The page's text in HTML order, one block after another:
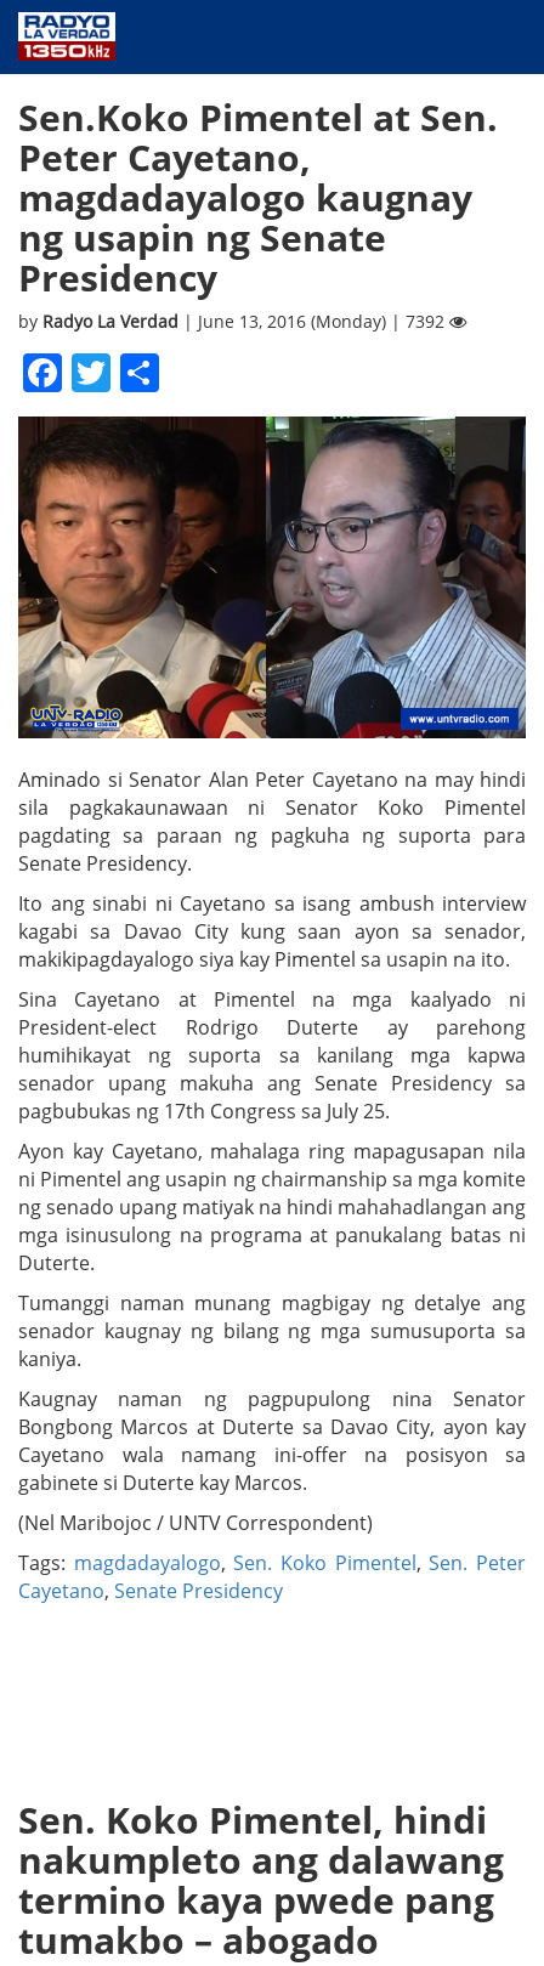
PUBLIC SERVICE
ANNOUNCEMENTS
PROGRAMS
ABOUT
CONTACT US
Sen.Koko Pimentel at Sen.
Peter Cayetano,
magdadayalogo kaugnay
ng usapin ng Senate
Presidency
by Radyo La Verdad | June 13, 2016 (Monday) | 7392
Facebook
Twitter
Aminado si Senator Alan Peter Cayetano na may hindi
sila pagkakaunawaan ni Senator Koko Pimentel
pagdating sa paraan ng pagkuha ng suporta para
Senate Presidency.
Ito ang sinabi ni Cayetano sa isang ambush interview
kagabi sa Davao City kung saan ayon sa senador,
makikipagdayalogo siya kay Pimentel sa usapin na ito.
Sina Cayetano at Pimentel na mga kaalyado ni
President-elect Rodrigo Duterte ay parehong
humihikayat ng suporta sa kanilang mga kapwa
senador upang makuha ang Senate Presidency sa
pagbubukas ng 17th Congress sa July 25.
Ayon kay Cayetano, mahalaga ring mapagusapan nila
ni Pimentel ang usapin ng chairmanship sa mga komite
ng senado upang matiyak na hindi mahahadlangan ang
mga isinusulong na programa at panukalang batas ni
Duterte.
Tumanggi naman munang magbigay ng detalye ang
senador kaugnay ng bilang ng mga sumusuporta sa
kaniya.
Kaugnay naman ng pagpupulong nina Senator
Bongbong Marcos at Duterte sa Davao City, ayon kay
Cayetano wala namang ini-offer na posisyon sa
gabinete si Duterte kay Marcos.
(Nel Maribojoc / UNTV Correspondent)
Tags: magdadayalogo,Sen. Koko Pimentel,Sen. Peter
Cayetano, Senate Presidency
Sen. Koko Pimentel, hindi
nakumpleto ang dalawang
termino kaya pwede pang
tumakbo – abogado